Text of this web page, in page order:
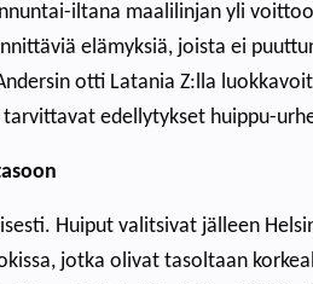
iltana maalilinjan yli
elämyksiä, joista ei
otti Latania Z:lla
edellytykset huippu-
Huiput valitsivat jälleen
jotka olivat tasoltaan